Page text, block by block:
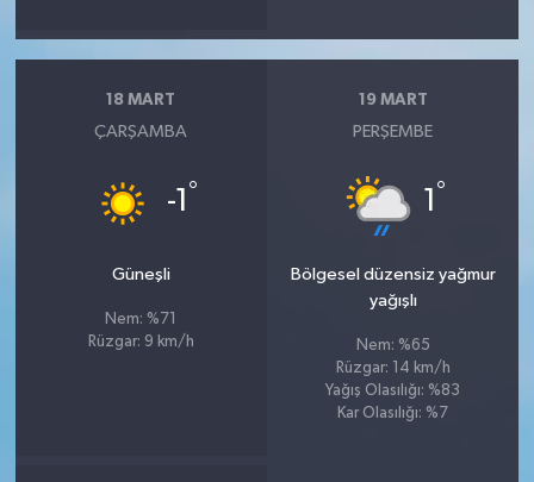
18 MART
ÇARŞAMBA
-1 °
Güneşli
Nem: %71
Rüzgar: 9 km/h
19 MART
PERŞEMBE
1 °
Bölgesel düzensiz yağmur
yağışlı
Nem: %65
Rüzgar: 14 km/h
Yağış Olasılığı: %83
Kar Olasılığı: %7